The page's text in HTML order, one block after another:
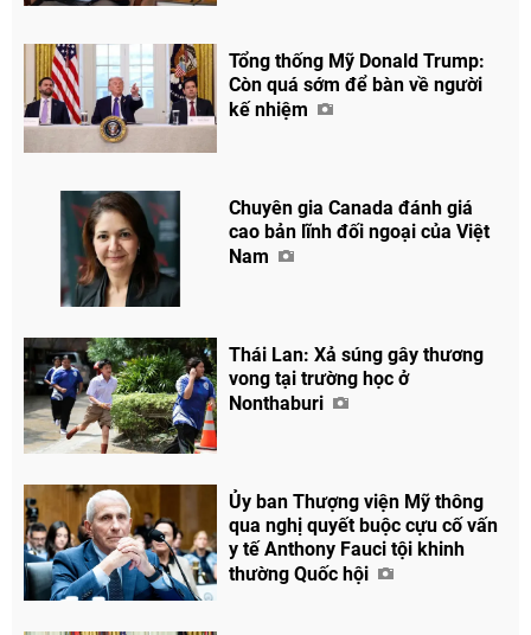
Tổng thống Mỹ Donald Trump:
Còn quá sớm để bàn về người
kế nhiệm
Chuyên gia Canada đánh giá
cao bản lĩnh đối ngoại của Việt
Nam
Thái Lan: Xả súng gây thương
vong tại trường học ở
Nonthaburi
Ủy ban Thượng viện Mỹ thông
qua nghị quyết buộc cựu cố vấn
y tế Anthony Fauci tội khinh
thường Quốc hội